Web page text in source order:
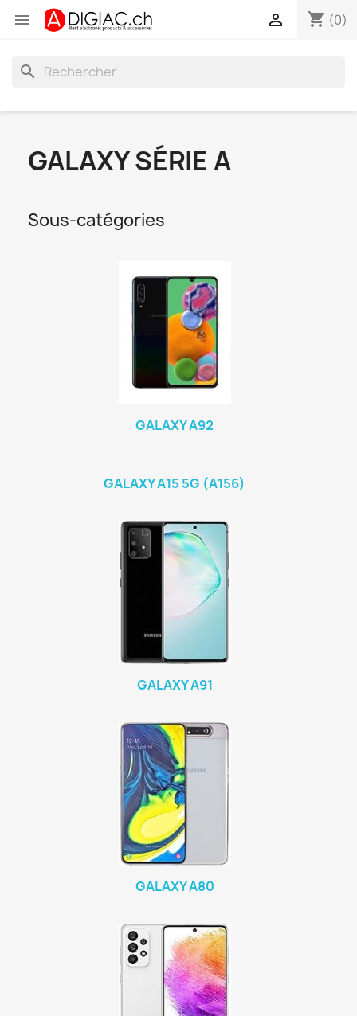
 shopping_cart (0)

search
GALAXY SÉRIE A
Sous-catégories
GALAXY A92
GALAXY A15 5G (A156)
GALAXY A91
GALAXY A80